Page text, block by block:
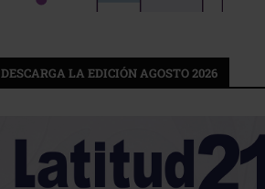
DESCARGA LA EDICIÓN AGOSTO 2026